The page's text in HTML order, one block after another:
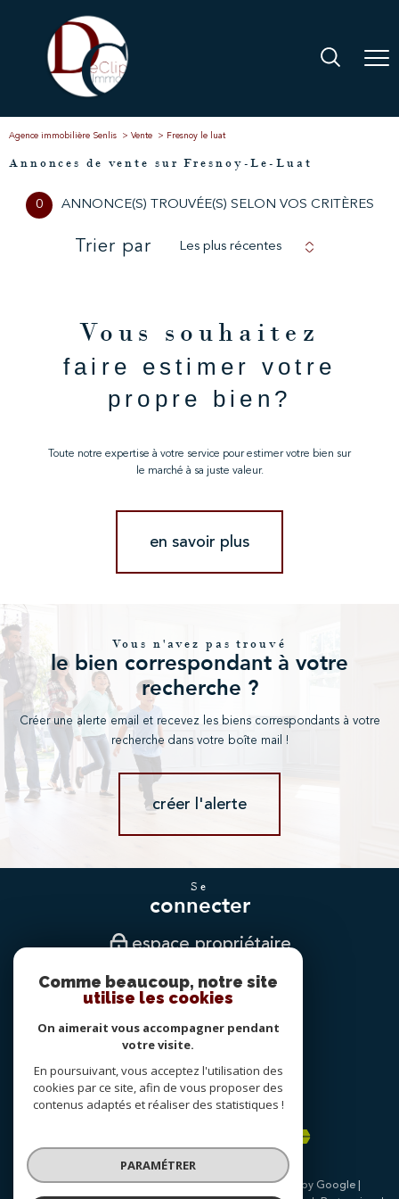
Agence immobilière Senlis Vente Fresnoy le luat
Annonces de vente sur Fresnoy-Le-Luat
0 ANNONCE(S) TROUVÉE(S) SELON VOS CRITÈRES
Trier par Les plus récentes
Vous souhaitez
faire estimer votre
propre bien?
Toute notre expertise à votre service pour estimer votre bien sur
le marché à sa juste valeur.
en savoir plus
Vous n'avez pas trouvé
le bien correspondant à votre
recherche ?
Créer une alerte email et recevez les biens correspondants à votre
recherche dans votre boîte mail !
créer l'alerte
se
connecter
espace propriétaire
nous
suivre
nous
adhérons
© 2026 | Tous droits réservés | Traduction powered by Google |
Comme beaucoup, notre site
utilise les cookies
On aimerait vous accompagner pendant
votre visite.
En poursuivant, vous acceptez l'utilisation des
cookies par ce site, afin de vous proposer des
contenus adaptés et réaliser des statistiques !
PARAMÉTRER